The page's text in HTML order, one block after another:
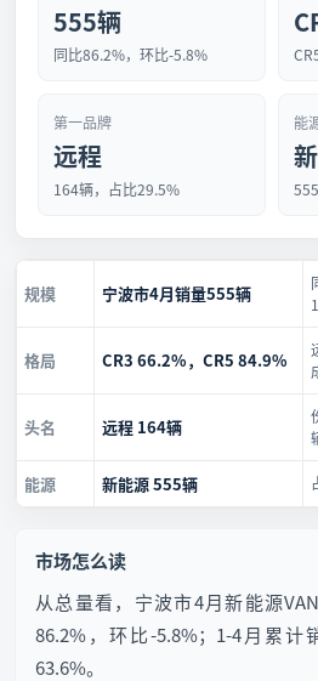
555辆
同比86.2%，环比-5.8%
第一品牌
远程
164辆，占比29.5%
能
规模 宁波市4月销量555辆
格局 CR3 66.2%，CR5 84.9%
头名 远程 164辆
能源 新能源 555辆
市场怎么读
从总量看，宁波市4月新能源
86.2%，环比-5.8%；1-4月累计
63.6%。